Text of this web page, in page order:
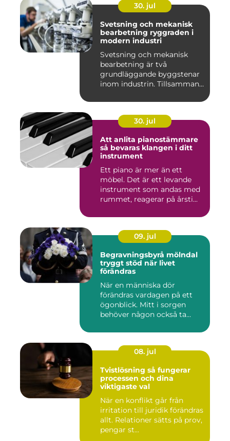
30. jul
Svetsning och mekanisk
bearbetning ryggraden i
modern industri
Svetsning och mekanisk
bearbetning är två
grundläggande byggstenar
inom industrin. Tillsammans
30. jul
Att anlita pianostämmare
så bevaras klangen i ditt
instrument
Ett piano är mer än ett
möbel. Det är ett levande
instrument som andas med
rummet, reagerar på årsti...
09. jul
Begravningsbyrå mölndal
tryggt stöd när livet
förändras
När en människa dör
förändras vardagen på ett
ögonblick. Mitt i sorgen
behöver någon också ta
08. jul
Tvistlösning så fungerar
processen och dina
viktigaste val
När en konflikt går från
irritation till juridik förändras
allt. Relationer sätts på prov,
pengar st...